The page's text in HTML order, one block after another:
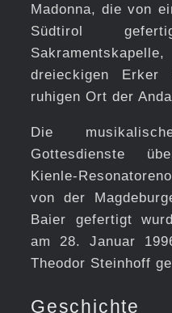
Madonna, die von
Südtirol
dreieckigen Erker
ruhigen Ort der
Die
Gottesdienste
Kienle-
von der
Baier gefertigt
am 28. Januar
Theodor Steinhoff
Geschichte